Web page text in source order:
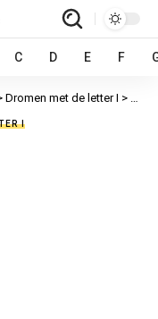
C D E F
Dromen met de letter I >
I